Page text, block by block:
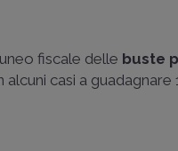
fiscale delle buste
casi a guadagnare